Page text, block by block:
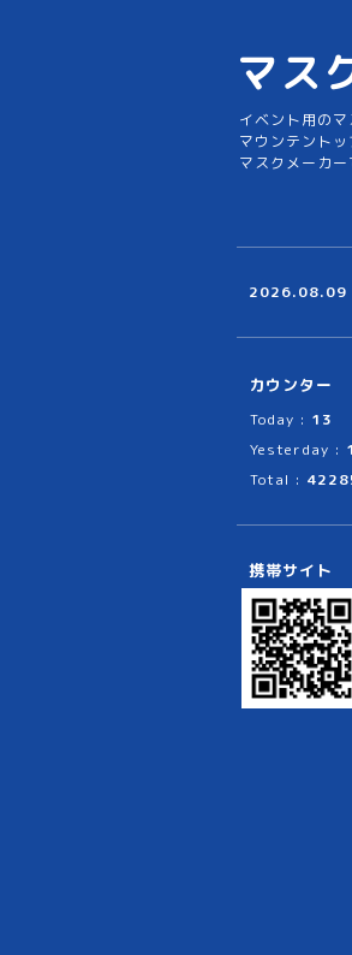
マス
イベント用の
マウンテント
マスクメーカー
2026.08.09
カウンター
Today : 13
Yesterday :
Total :
携帯サイト